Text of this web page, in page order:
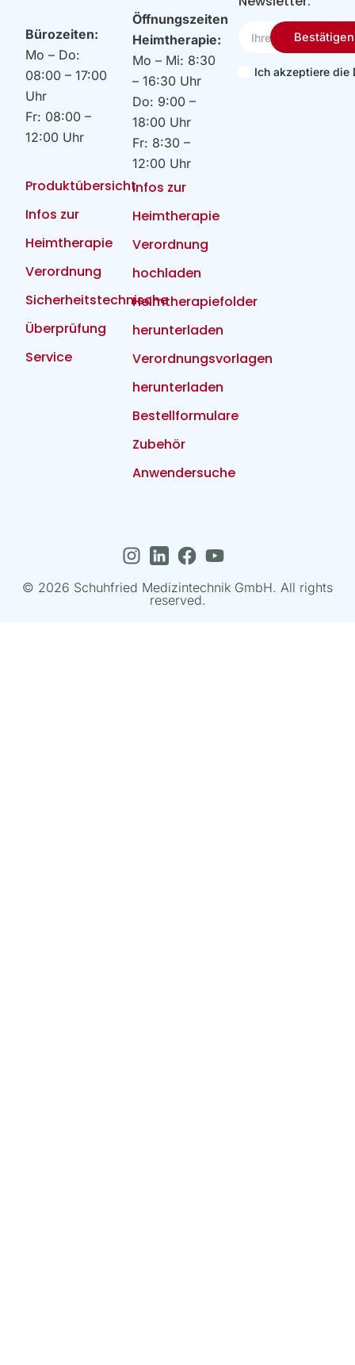
Bürozeiten:
Mo – Do:
08:00 – 17:00
Uhr
Fr: 08:00 –
12:00 Uhr
Produktübersicht
Infos zur
Heimtherapie
Verordnung
Sicherheitstechnische
Überprüfung
Service
Öffnungszeiten
Heimtherapie:
Mo – Mi: 8:30
– 16:30 Uhr
Do: 9:00 –
18:00 Uhr
Fr: 8:30 –
12:00 Uhr
Infos zur
Heimtherapie
Verordnung
hochladen
Heimtherapiefolder
herunterladen
Verordnungsvorlagen
herunterladen
Bestellformulare
Zubehör
Anwendersuche
Email
Ich akzeptiere die
Bestätigen
© 2026 Schuhfried Medizintechnik GmbH. All rights
reserved.